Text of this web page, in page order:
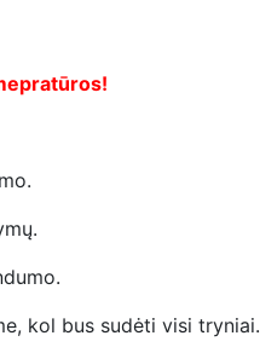
kol bus sudėti visi tryniai.